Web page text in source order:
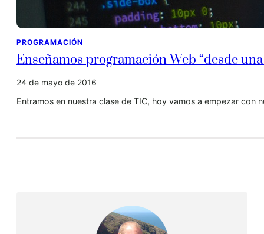
PROGRAMACIÓN
Enseñamos programación Web “desde una
24 de mayo de 2016
Entramos en nuestra clase de TIC, hoy vamos a empezar con